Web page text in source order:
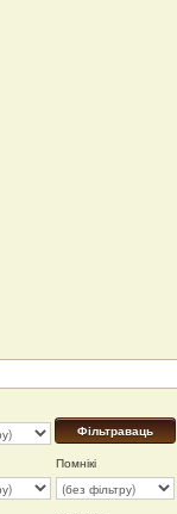
Фільтраваць
Помнікі